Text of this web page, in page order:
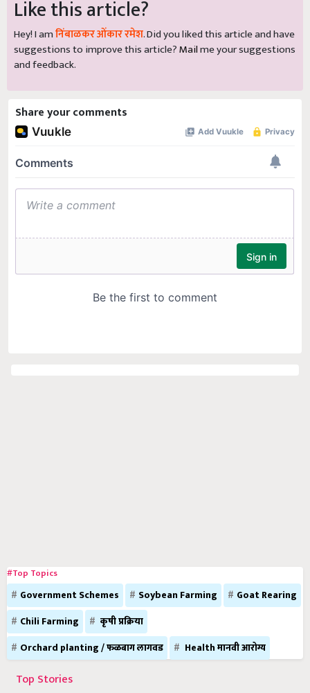
Like this article?
Hey! I amनिंबाळकर ओंकार रमेश. Did you liked this article and have
suggestions to improve this article?Mailme your suggestions
and feedback.
Share your comments
#Top Topics
Government Schemes Soybean Farming
Goat Rearing
Chili Farming
कृषी प्रक्रिया
Orchard planting / फळबाग लागवड
Health मानवी आरोग्य
Top Stories